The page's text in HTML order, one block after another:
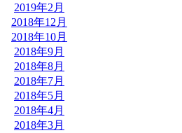
2019年2月
2018年12月
2018年10月
2018年9月
2018年8月
2018年7月
2018年5月
2018年4月
2018年3月